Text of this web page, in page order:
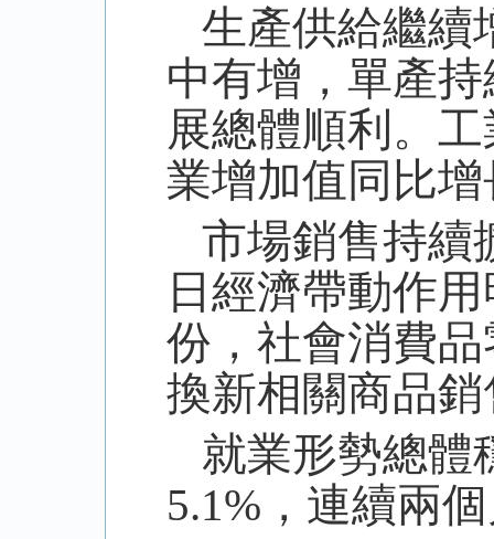
生產供給繼續
中有增，單產
展總體順利。
業增加值同比增
市場銷售持續
日經濟帶動作
份，社會消費
換新相關商品
就業形勢總體
5.1% ，連續兩